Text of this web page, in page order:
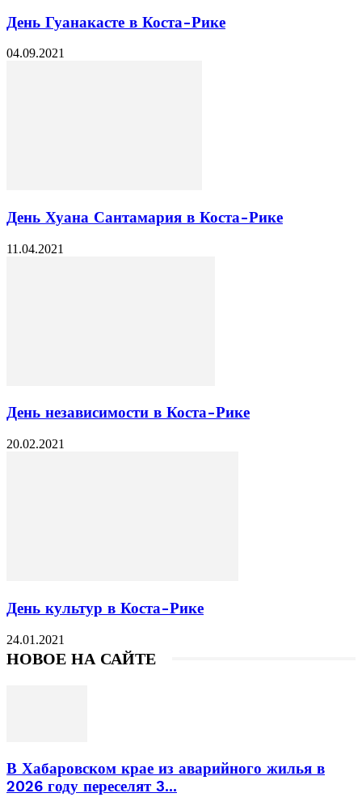
День Гуанакасте в Коста-Рике
04.09.2021
День Хуана Сантамария в Коста-Рике
11.04.2021
День независимости в Коста-Рике
20.02.2021
День культур в Коста-Рике
24.01.2021
НОВОЕ НА САЙТЕ
В Хабаровском крае из аварийного жилья в
2026 году переселят 3...